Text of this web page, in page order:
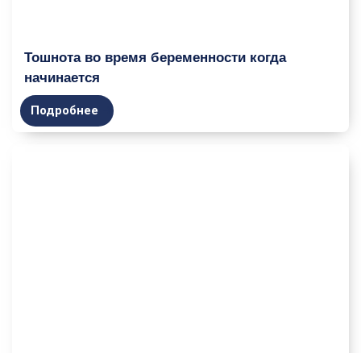
Тошнота во время беременности когда
начинается
Подробнее